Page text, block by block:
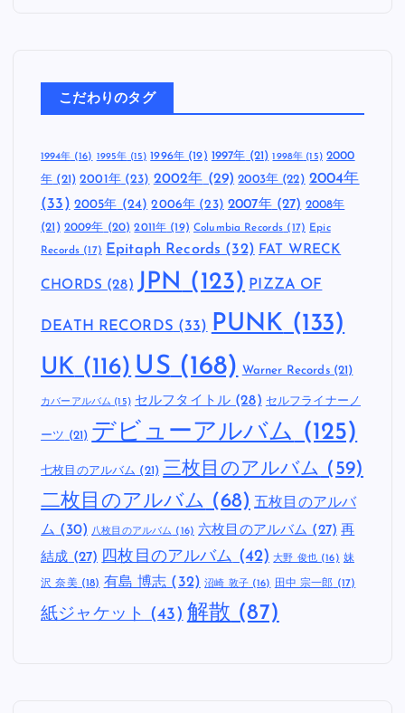
こだわりのタグ
1994年(16) 1995年 (15) 1996年(19) 1997年 (21) 1998年 (15) 2000
年 (21) 2001年(23) 2002年 (29) 2003年 (22) 2004年
(33) 2005年 (24) 2006年 (23) 2007年(27) 2008年
(21) 2009年 (20) 2011年 (19) Columbia Records (17) Epic
Records (17) Epitaph Records (32) FAT WRECK
CHORDS (28) JPN (123) PIZZA OF
DEATH RECORDS (33) PUNK (133)
UK (116) US (168) Warner Records(21)
カバーアルバム (15) セルフタイトル(28) セルフライナーノ
ーツ (21) デビューアルバム (125)
七枚目のアルバム (21) 三枚目のアルバム (59)
二枚目のアルバム (68) 五枚目のアルバ
ム (30) 八枚目のアルバム (16) 六枚目のアルバム (27) 再
結成 (27) 四枚目のアルバム (42) 大野 俊也(16) 妹
沢 奈美(18) 有島 博志 (32) 沼崎 敦子(16) 田中 宗一郎 (17)
紙ジャケット (43) 解散 (87)